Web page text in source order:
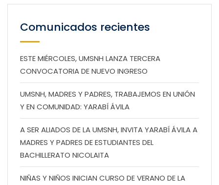
Comunicados recientes
ESTE MIÉRCOLES, UMSNH LANZA TERCERA
CONVOCATORIA DE NUEVO INGRESO
UMSNH, MADRES Y PADRES, TRABAJEMOS EN UNIÓN
Y EN COMUNIDAD: YARABÍ ÁVILA
A SER ALIADOS DE LA UMSNH, INVITA YARABÍ ÁVILA A
MADRES Y PADRES DE ESTUDIANTES DEL
BACHILLERATO NICOLAITA
NIÑAS Y NIÑOS INICIAN CURSO DE VERANO DE LA